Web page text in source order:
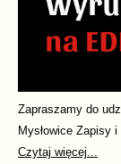
Zapraszamy do
Mysłowice Zapisy
Czytaj więcej...